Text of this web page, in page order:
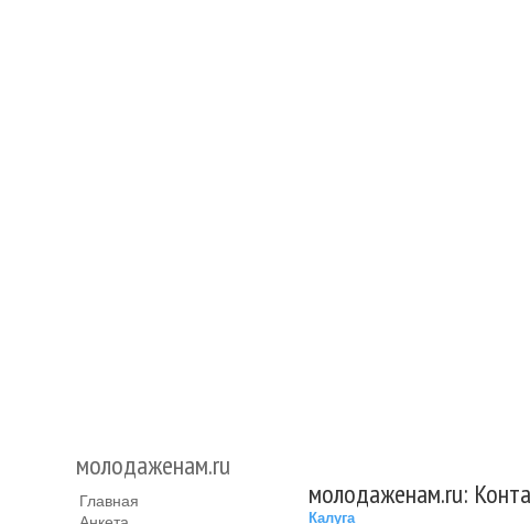
молодаженам.ru
Главная
молодаженам.ru:
Калуга